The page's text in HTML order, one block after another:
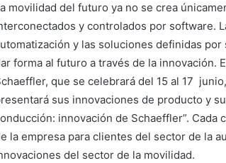
movilidad del futuro ya no se crea
y controlados por software.
y las soluciones definidas
forma al futuro a través de la innovación.
que se celebrará del 15 al 17
sus innovaciones de producto y
innovación de Schaeffler”.
la empresa para clientes del sector de la
del sector de la movilidad.